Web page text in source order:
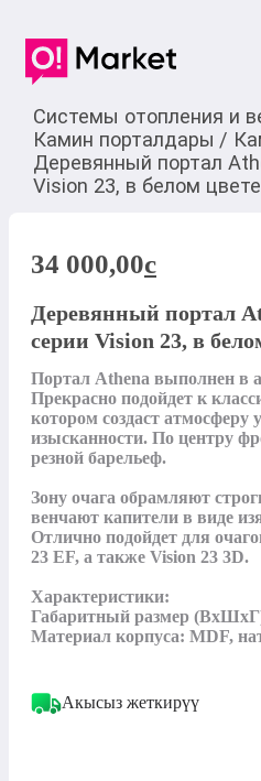
Системы отопления и
Камин порталдары /
Деревянный портал
Vision 23, в белом цвете
34 000,00c
Деревянный портал
серии Vision 23, в
Портал Athena выполнен в
Прекрасно подойдет к
котором создаст атмосферу
изысканности. По центру
резной барельеф.
Зону очага обрамляют
венчают капители в виде
Отлично подойдет для
23 EF, а также Vision 23 3D.
Характеристики:
Габаритный размер
Материал корпуса: MDF,
Акысыз жеткирүү